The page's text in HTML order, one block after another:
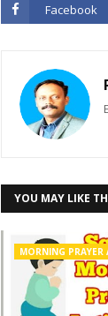
Facebook
YOU MAY LIKE
MORNING PRAYER